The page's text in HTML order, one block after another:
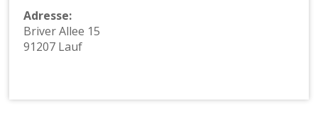
Adresse:
Briver Allee 15
91207 Lauf